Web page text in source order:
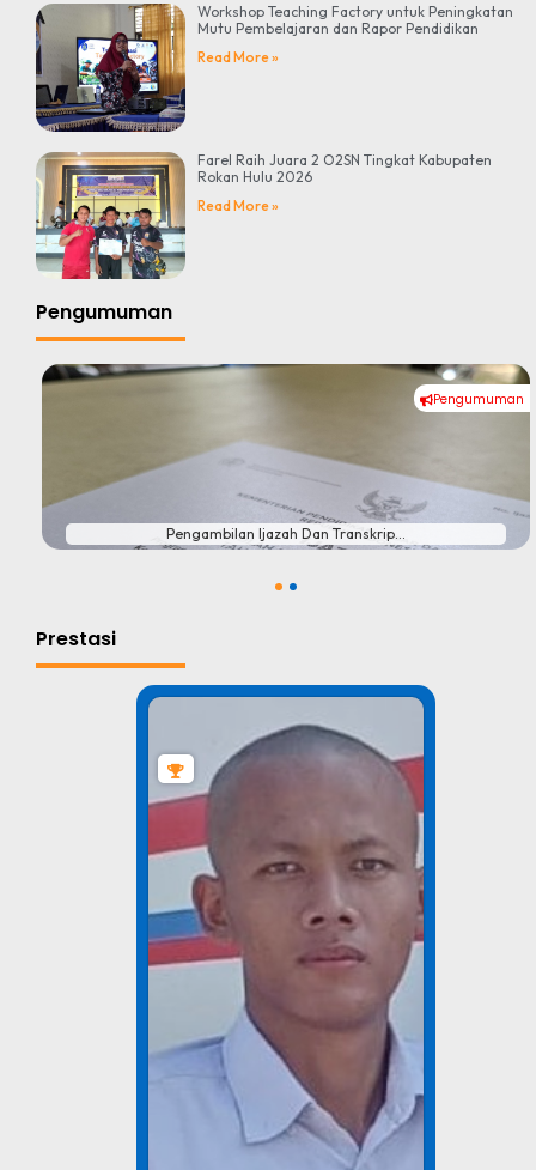
Workshop Teaching Factory untuk Peningkatan
Mutu Pembelajaran dan Rapor Pendidikan
Read More »
Farel Raih Juara 2 O2SN Tingkat Kabupaten
Rokan Hulu 2026
Read More »
Pengumuman
Pengumuman
#
Pengambilan Ijazah Dan Transkrip...
Prestasi